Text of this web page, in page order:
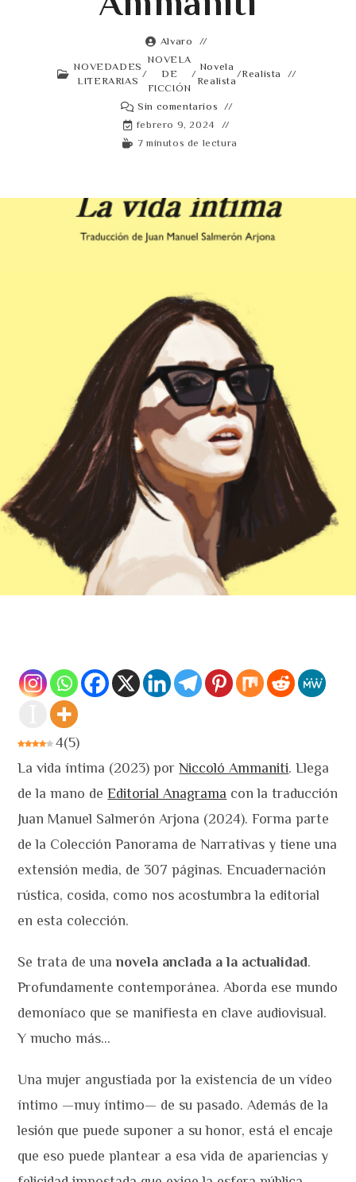
Alvaro
NOVEDADES
LITERARIAS
/
NOVELA
DE
FICCIÓN
/
Novela
Realista
/Realista
Sin comentarios
febrero 9, 2024
7 minutos de lectura
4(5)
La vida íntima (2023) porNiccoló Ammaniti. Llega
de la mano deEditorial Anagrama con la traducción
Juan Manuel Salmerón Arjona (2024). Forma parte
de la Colección Panorama de Narrativas y tiene una
extensión media, de 307 páginas. Encuadernación
rústica, cosida, como nos acostumbra la editorial
en esta colección.
Se trata de unanovela anclada a la actualidad.
Profundamente contemporánea. Aborda ese mundo
demoníaco que se manifiesta en clave audiovisual.
Y mucho más…
Una mujer angustiada por la existencia de un vídeo
íntimo —muy íntimo— de su pasado. Además de la
lesión que puede suponer a su honor, está el encaje
que eso puede plantear a esa vida de apariencias y